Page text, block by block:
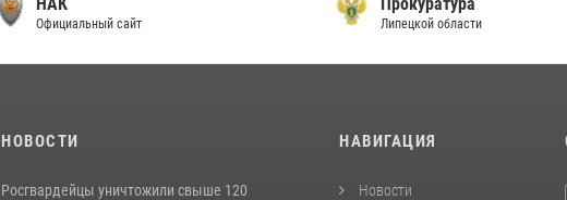
Официальный сайт Липецкой области
НОВОСТИ
Росгвардейцы уничтожили свыше 120
НАВИГАЦИЯ
Новости